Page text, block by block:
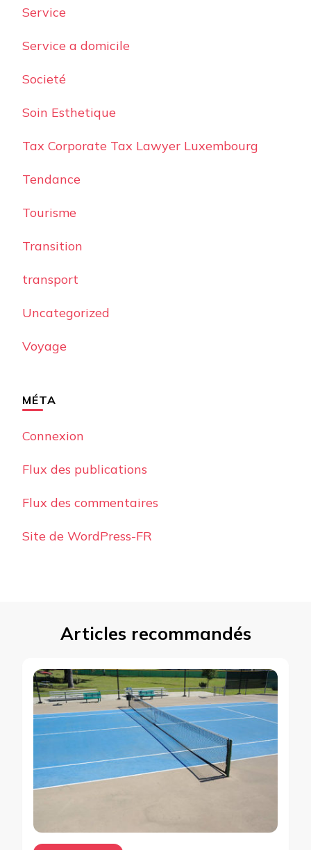
Service
Service a domicile
Societé
Soin Esthetique
Tax Corporate Tax Lawyer Luxembourg
Tendance
Tourisme
Transition
transport
Uncategorized
Voyage
MÉTA
Connexion
Flux des publications
Flux des commentaires
Site de WordPress-FR
Articles recommandés